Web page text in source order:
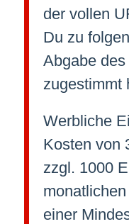
der vollen
Du zu
Abgabe
zugestimmt
Werbliche
Kosten von
zzgl. 1000
einer